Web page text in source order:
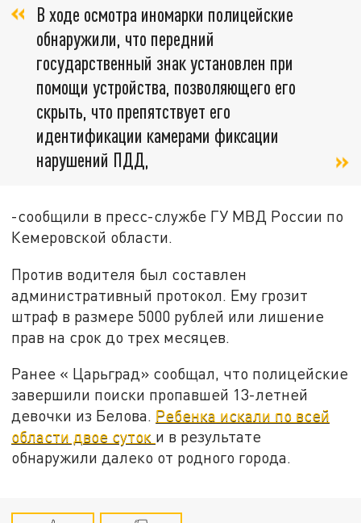
В ходе осмотра иномарки полицейские
обнаружили, что передний
государственный знак установлен при
помощи устройства, позволяющего его
скрыть, что препятствует его
идентификации камерами фиксации
нарушений ПДД,
-сообщили в пресс-службе ГУ МВД России по
Кемеровской области.
Против водителя был составлен
административный протокол. Ему грозит
штраф в размере 5000 рублей или лишение
прав на срок до трех месяцев.
Ранее « Царьград» сообщал, что полицейские
завершили поиски пропавшей 13-летней
девочки из Белова. Ребенка искали по всей
области двое суток и в результате
обнаружили далеко от родного города.